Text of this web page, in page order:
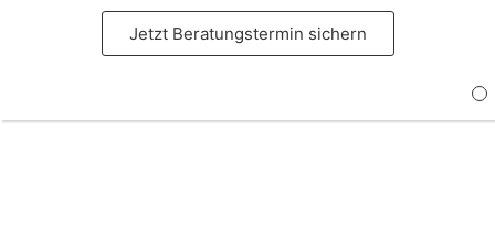
Jetzt Beratungstermin sichern